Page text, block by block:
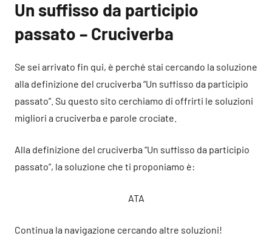
Un suffisso da participio
passato – Cruciverba
Se sei arrivato fin qui, è perché stai cercando la soluzione
alla definizione del cruciverba “Un suffisso da participio
passato”. Su questo sito cerchiamo di offrirti le soluzioni
migliori a cruciverba e parole crociate.
Alla definizione del cruciverba “Un suffisso da participio
passato”, la soluzione che ti proponiamo è:
ATA
Continua la navigazione cercando altre soluzioni!